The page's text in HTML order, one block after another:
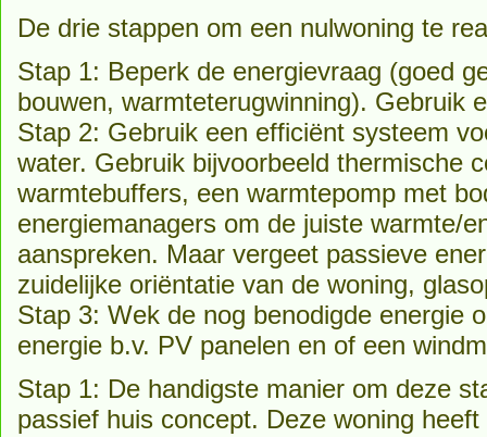
De drie stappen om een nulwoning te
Stap 1: Beperk de energievraag (goed
bouwen, warmteterugwinning). Gebruik
Stap 2: Gebruik een efficiënt systeem
water. Gebruik bijvoorbeeld thermische
warmtebuffers, een warmtepomp met
energiemanagers om de juiste warmte/
aanspreken. Maar vergeet passieve
zuidelijke oriëntatie van de woning,
Stap 3: Wek de nog benodigde energie
energie b.v. PV panelen en of een
Stap 1: De handigste manier om deze
passief huis concept. Deze woning